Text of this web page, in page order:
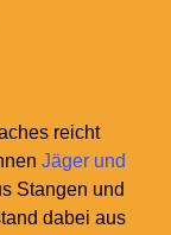
reicht
Jäger und
Stangen und
dabei aus